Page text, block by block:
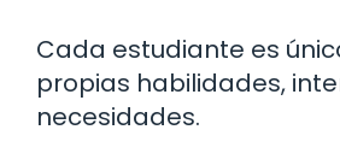
Cada estudiante es
propias habilidades,
necesidades.